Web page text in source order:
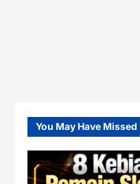
You May Have Missed